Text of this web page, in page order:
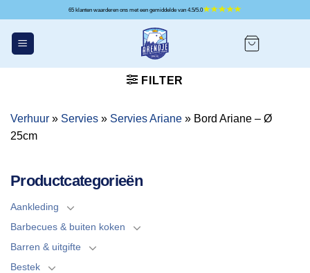
inhoud
65 klanten waarderen ons met een gemiddelde van 4.5/5.0
FILTER
Verhuur » Servies » Servies Ariane » Bord Ariane – Ø
25cm
Productcategorieën
Aankleding
Barbecues & buiten koken
Barren & uitgifte
Bestek